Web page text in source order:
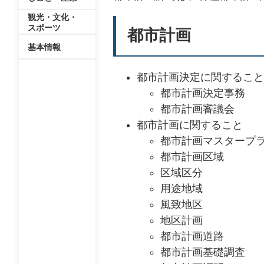
観光・文化・
スポーツ
基本情報
都市計画
都市計画決定に関すること
都市計画決定事務
都市計画審議会
都市計画に関すること
都市計画マスタープ
都市計画区域
区域区分
用途地域
風致地区
地区計画
都市計画道路
都市計画基礎調査